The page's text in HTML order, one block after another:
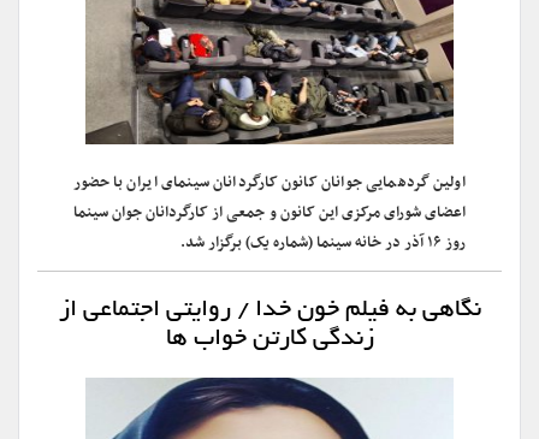
اولین گردهمایی جوانان کانون کارگردانان سینمای ایران با حضور
اعضای شورای مرکزی این کانون و جمعی از کارگردانان جوان سینما
روز ۱۶ آذر در خانه سینما (شماره یک) برگزار شد.
نگاهی به فیلم خون خدا / روایتی اجتماعی از
زندگی کارتن خواب ها